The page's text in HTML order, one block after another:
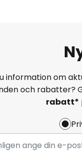
information om
och rabatter?
rabatt*